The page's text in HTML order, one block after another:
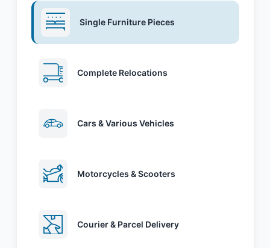
Single Furniture Pieces
Complete Relocations
Cars & Various Vehicles
Motorcycles & Scooters
Courier & Parcel Delivery